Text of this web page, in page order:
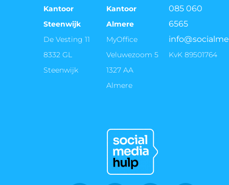
Kantoor
Steenwijk
De Vesting 11
8332 GL
Steenwijk
Kantoor
Almere
MyOffice
Veluwezoom 5
1327 AA
Almere
085 060
6565
KvK 89501764